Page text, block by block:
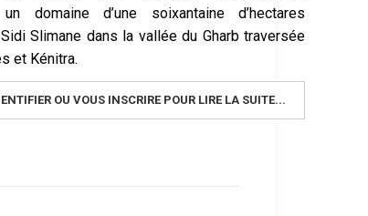
domaine d’une soixantaine d’hectares
Sidi Slimane dans la vallée du Gharb traversée
et Kénitra.
OU VOUS INSCRIRE POUR LIRE LA SUITE...